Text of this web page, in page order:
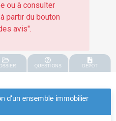
ou à consulter
partir du bouton
avis".
QUESTIONS DEPOT
d'un ensemble immobilier